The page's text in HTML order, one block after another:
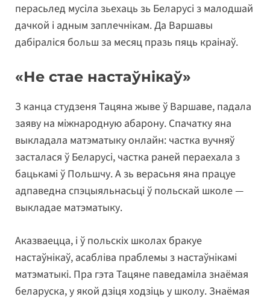
перасьлед мусіла зьехаць зь Беларусі з малодшай
дачкой і адным заплечнікам. Да Варшавы
дабіраліся больш за месяц празь пяць краінаў.
«Не стае настаўнікаў»
З канца студзеня Тацяна жыве ў Варшаве, падала
заяву на міжнародную абарону. Спачатку яна
выкладала матэматыку онлайн: частка вучняў
засталася ў Беларусі, частка раней пераехала з
бацькамі ў Польшчу. А зь верасьня яна працуе
адпаведна спэцыяльнасьці ў польскай школе —
выкладае матэматыку.
Аказваецца, і ў польскіх школах бракуе
настаўнікаў, асабліва праблемы з настаўнікамі
матэматыкі. Пра гэта Тацяне паведаміла знаёмая
беларуска, у якой дзіця ходзіць у школу. Знаёмая